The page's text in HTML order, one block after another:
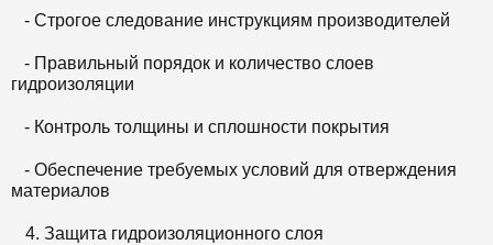
- Строгое следование инструкциям производителей
- Правильный порядок и количество слоев
гидроизоляции
- Контроль толщины и сплошности покрытия
- Обеспечение требуемых условий для отверждения
материалов
Защита гидроизоляционного слоя